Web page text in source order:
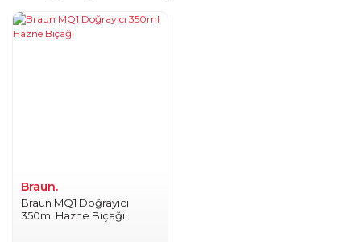
Braun.
Braun MQ1 Doğrayıcı
350ml Hazne Bıçağı